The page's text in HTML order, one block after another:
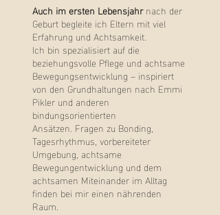
Auch im ersten Lebensjahrnach der
Geburt begleite ich Eltern mit viel
Erfahrung und Achtsamkeit.
Ich bin spezialisiert auf die
beziehungsvolle Pflege und achtsame
Bewegungsentwicklung – inspiriert
von den Grundhaltungen nach Emmi
Pikler und anderen
bindungsorientierten
Ansätzen. Fragen zu Bonding,
Tagesrhythmus, vorbereiteter
Umgebung, achtsame
Bewegungentwicklung und dem
achtsamen Miteinander im Alltag
finden bei mir einen nährenden
Raum.